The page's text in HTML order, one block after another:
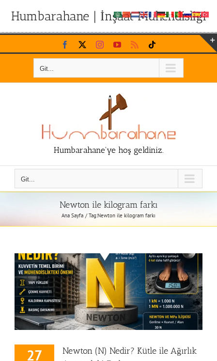
Humbarahane | İnşaat Mühendisliği
Skip
to
Facebook InstagramYouTubeRss
Git...
Humbarahane'ye hoş geldiniz.
Git...
Newton ile kilogram farkı
Ana Sayfa Tag:Newton ile kilogram farkı
27
Newton (N) Nedir? Kütle ile Ağırlık